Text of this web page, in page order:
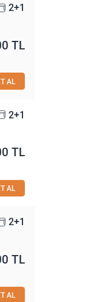
2+1
TL
AL
2+1
TL
AL
2+1
TL
AL